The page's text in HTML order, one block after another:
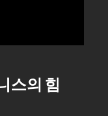
스의 힘